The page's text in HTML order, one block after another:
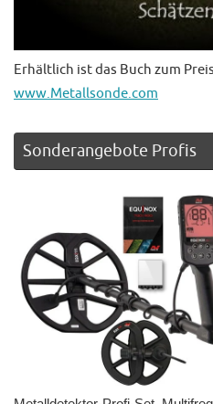
Erhältlich ist das Buch zum
www.Metallsonde.com
Sonderangebote Profis